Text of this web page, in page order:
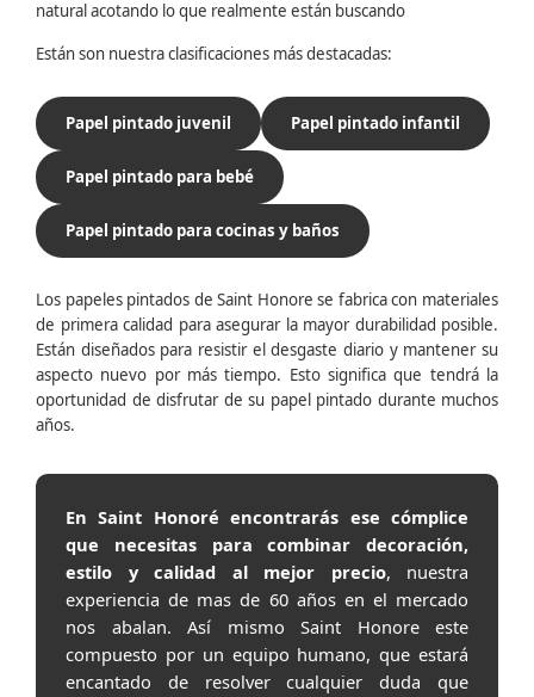
natural acotando lo que realmente están buscando
Están son nuestra clasificaciones más destacadas:
Papel pintado juvenil Papel pintado infantil
Papel pintado para bebé
Papel pintado para cocinas y baños
Los papeles pintados de Saint Honore se fabrica con materiales
de primera calidad para asegurar la mayor durabilidad posible.
Están diseñados para resistir el desgaste diario y mantener su
aspecto nuevo por más tiempo. Esto significa que tendrá la
oportunidad de disfrutar de su papel pintado durante muchos
años.
En Saint Honoré encontrarás ese cómplice
que necesitas para combinar decoración,
estilo y calidad al mejor precio, nuestra
experiencia de mas de 60 años en el mercado
nos abalan. Así mismo Saint Honore este
compuesto por un equipo humano, que estará
encantado de resolver cualquier duda que